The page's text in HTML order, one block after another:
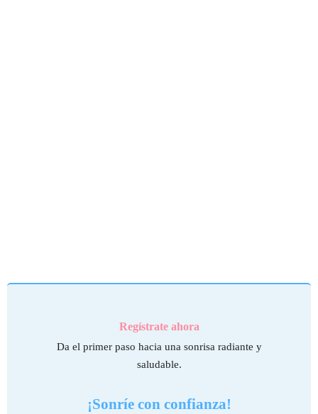
Regístrate ahora
Da el primer paso hacia una sonrisa radiante y
saludable.
¡Sonríe con confianza!